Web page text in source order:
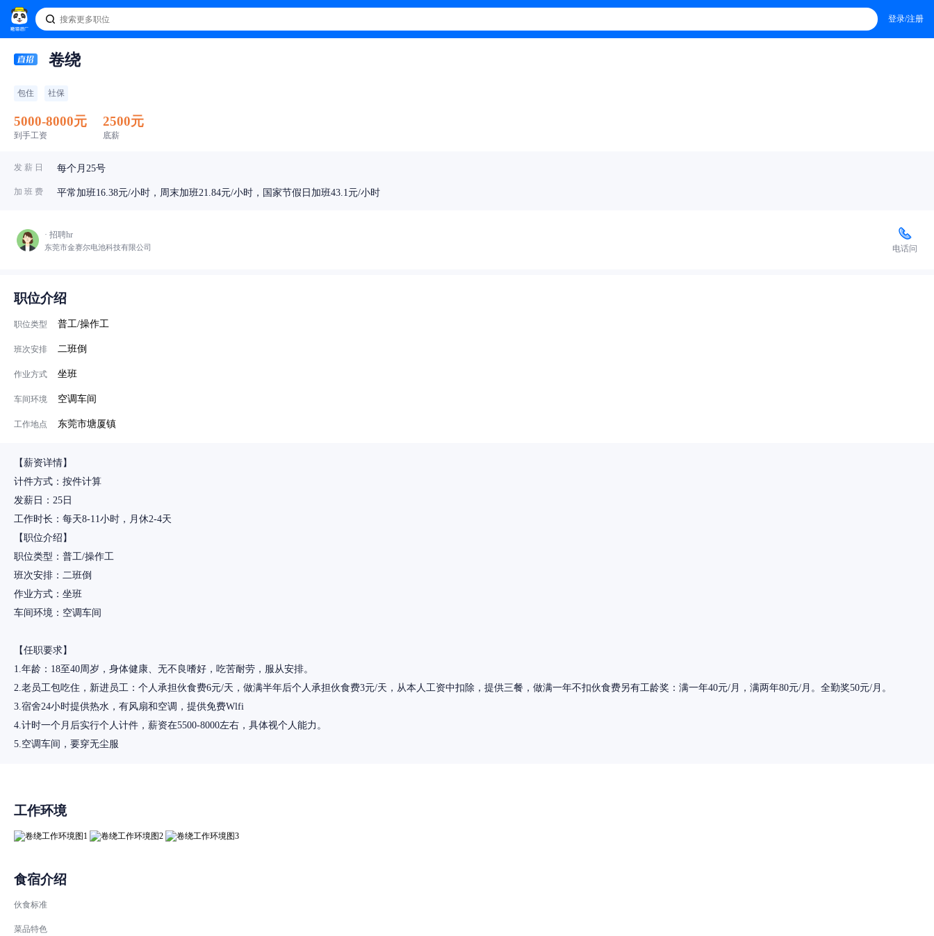
登录/注册
卷绕
包住 社保
5000-8000元
到手工资
2500元
底薪
发 薪 日 每个月25号
加 班 费 平常加班16.38元/小时，周末加班21.84元/小时，国家节假日加班43.1元/小时
· 招聘hr
东莞市金赛尔电池科技有限公司 电话问
职位介绍
职位类型 普工/操作工
班次安排 二班倒
作业方式 坐班
车间环境 空调车间
工作地点 东莞市塘厦镇
【薪资详情】
计件方式：按件计算
发薪日：25日
工作时长：每天8-11小时，月休2-4天
【职位介绍】
职位类型：普工/操作工
班次安排：二班倒
作业方式：坐班
车间环境：空调车间
【任职要求】
1.年龄：18至40周岁，身体健康、无不良嗜好，吃苦耐劳，服从安排。
2.老员工包吃住，新进员工：个人承担伙食费6元/天，做满半年后个人承担伙食费3元/天，从本人工资中扣除，提供三餐，做满一年不扣伙食费另有工龄奖：满一年40元/月，满两年80元/月。全勤奖50元/月。
3.宿舍24小时提供热水，有风扇和空调，提供免费Wlfi
4.计时一个月后实行个人计件，薪资在5500-8000左右，具体视个人能力。
工作环境
食宿介绍
伙食标准
菜品特色